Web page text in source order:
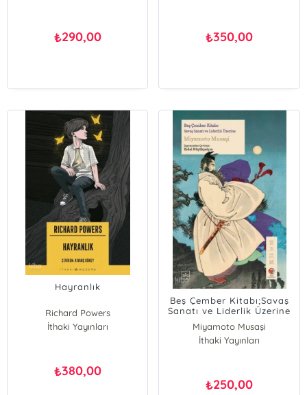
₺290,00 ₺350,00
Hayranlık
Richard Powers
İthaki Yayınları
₺380,00
Beş Çember Kitabı;Savaş
Sanatı ve Liderlik Üzerine
Miyamoto Musaşi
İthaki Yayınları
₺250,00